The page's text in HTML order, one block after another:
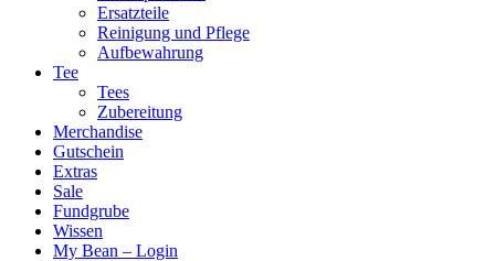
Ersatzteile
Reinigung und Pflege
Aufbewahrung
Tee
Tees
Zubereitung
Merchandise
Gutschein
Extras
Sale
Fundgrube
Wissen
My Bean – Login